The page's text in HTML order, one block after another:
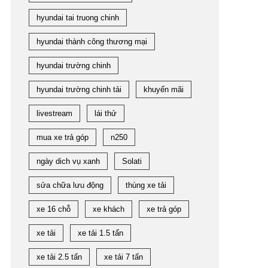
hyundai tai truong chinh
hyundai thành công thương mại
hyundai trường chinh
hyundai trường chinh tải khuyến mãi
livestream lái thử
mua xe trả góp n250
ngày dich vụ xanh Solati
sửa chữa lưu động thùng xe tải
xe 16 chỗ xe khách xe trả góp
xe tải xe tải 1.5 tấn
xe tải 2.5 tấn xe tải 7 tấn